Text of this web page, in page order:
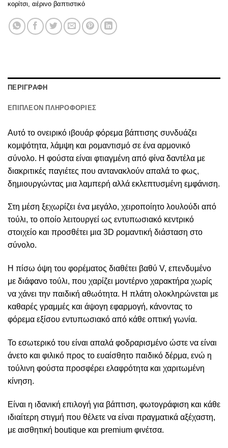
κορίτσι αέρινο βαπτιστικό
ΠΕΡΙΓΡΑΦΗ
ΕΠΙΠΛΕΟΝ ΠΛΗΡΟΦΟΡΙΕΣ
Αυτό το ονειρικό ιβουάρ φόρεμα βάπτισης συνδυάζει
κομψότητα, λάμψη και ρομαντισμό σε ένα αρμονικό
σύνολο. Η φούστα είναι φτιαγμένη από φίνα δαντέλα με
διακριτικές παγιέτες που αντανακλούν απαλά το φως,
δημιουργώντας μια λαμπερή αλλά εκλεπτυσμένη εμφάνιση.
Στη μέση ξεχωρίζει ένα μεγάλο, χειροποίητο λουλούδι από
τούλι, το οποίο λειτουργεί ως εντυπωσιακό κεντρικό
στοιχείο και προσθέτει μια 3D ρομαντική διάσταση στο
σύνολο.
Η πίσω όψη του φορέματος διαθέτει βαθύ V, επενδυμένο
με διάφανο τούλι, που χαρίζει μοντέρνο χαρακτήρα χωρίς
να χάνει την παιδική αθωότητα. Η πλάτη ολοκληρώνεται με
καθαρές γραμμές και άψογη εφαρμογή, κάνοντας το
φόρεμα εξίσου εντυπωσιακό από κάθε οπτική γωνία.
Το εσωτερικό του είναι απαλά φοδραρισμένο ώστε να είναι
άνετο και φιλικό προς το ευαίσθητο παιδικό δέρμα, ενώ η
τούλινη φούστα προσφέρει ελαφρότητα και χαριτωμένη
κίνηση.
Είναι η ιδανική επιλογή για βάπτιση, φωτογράφιση και κάθε
ιδιαίτερη στιγμή που θέλετε να είναι πραγματικά αξέχαστη,
με αισθητική boutique και premium φινέτσα.